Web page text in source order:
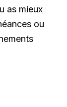
as mieux
ou